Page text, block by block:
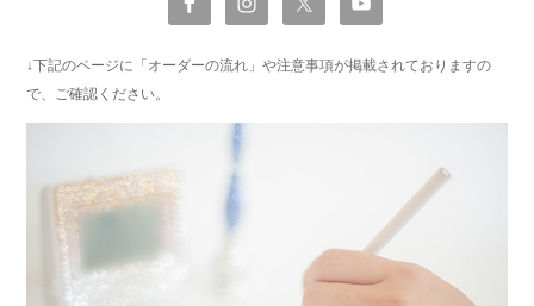
↓下記のページに「オーダーの流れ」や注意事項が掲載されておりますの
で、ご確認ください。